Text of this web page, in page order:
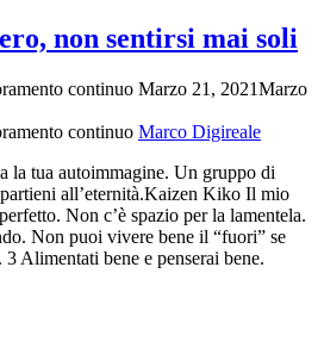
non sentirsi mai soli
continuo Marzo 21, 2021Marzo
continuo Marco Digireale
la tua autoimmagine. Un gruppo di
all’eternità.Kaizen Kiko Il mio
Non c’è spazio per la lamentela.
Non puoi vivere bene il “fuori” se
Alimentati bene e penserai bene.